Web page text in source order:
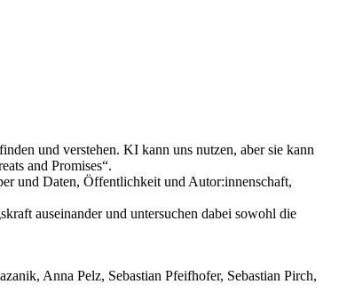
und verstehen. KI kann uns nutzen, aber sie kann
and Promises“.
und Daten, Öffentlichkeit und Autor:innenschaft,
auseinander und untersuchen dabei sowohl die
Anna Pelz, Sebastian Pfeifhofer, Sebastian Pirch,